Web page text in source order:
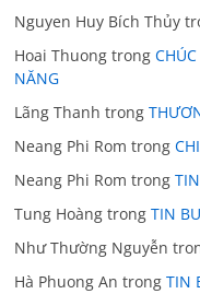
Nguyen Huy Bích Thủy
Hoai Thuong trong
NĂNG
Lãng Thanh trong
Neang Phi Rom trong
Neang Phi Rom trong
Tung Hoàng trongTIN
Như Thường Nguyễn
Hà Phuong An trongTIN